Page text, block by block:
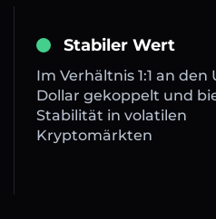
Stabiler Wert
Im Verhältnis 1:1 an den
Dollar gekoppelt und
Stabilität in volatilen
Kryptomärkten